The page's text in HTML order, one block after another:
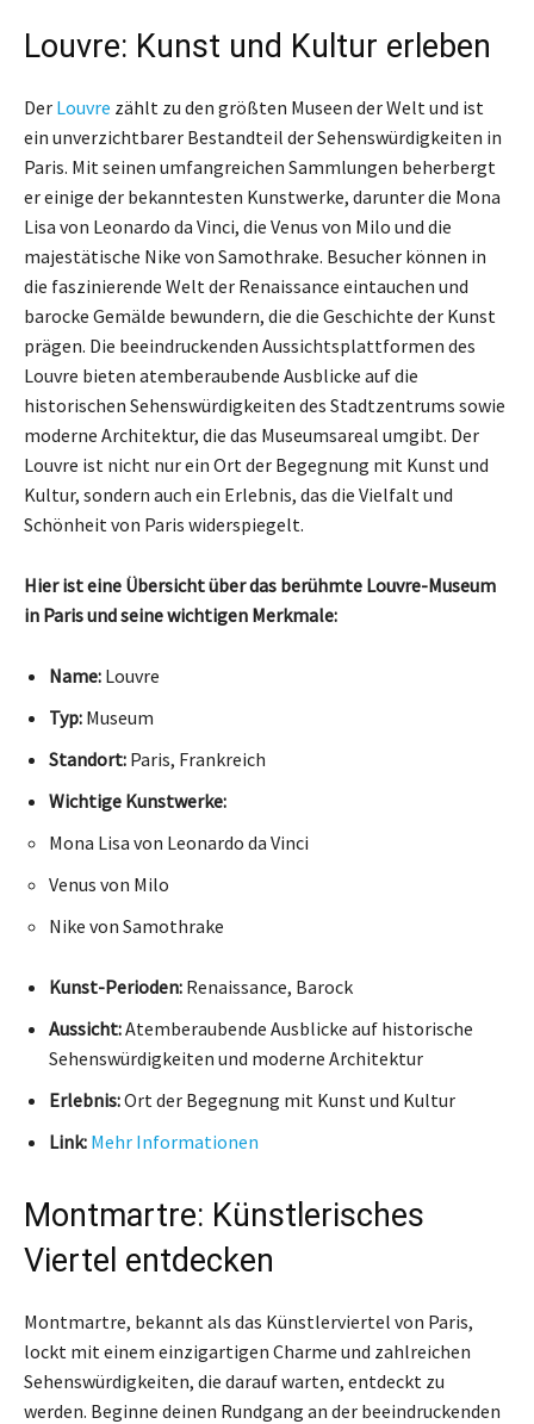
Louvre: Kunst und Kultur erleben
Der Louvre zählt zu den größten Museen der Welt und ist
ein unverzichtbarer Bestandteil der Sehenswürdigkeiten in
Paris. Mit seinen umfangreichen Sammlungen beherbergt
er einige der bekanntesten Kunstwerke, darunter die Mona
Lisa von Leonardo da Vinci, die Venus von Milo und die
majestätische Nike von Samothrake. Besucher können in
die faszinierende Welt der Renaissance eintauchen und
barocke Gemälde bewundern, die die Geschichte der Kunst
prägen. Die beeindruckenden Aussichtsplattformen des
Louvre bieten atemberaubende Ausblicke auf die
historischen Sehenswürdigkeiten des Stadtzentrums sowie
moderne Architektur, die das Museumsareal umgibt. Der
Louvre ist nicht nur ein Ort der Begegnung mit Kunst und
Kultur, sondern auch ein Erlebnis, das die Vielfalt und
Schönheit von Paris widerspiegelt.
Hier ist eine Übersicht über das berühmte Louvre-Museum
in Paris und seine wichtigen Merkmale:
Name: Louvre
Typ: Museum
Standort: Paris, Frankreich
Wichtige Kunstwerke:
Mona Lisa von Leonardo da Vinci
Venus von Milo
Nike von Samothrake
Kunst-Perioden: Renaissance, Barock
Aussicht:Atemberaubende Ausblicke auf historische
Sehenswürdigkeiten und moderne Architektur
Erlebnis:Ort der Begegnung mit Kunst und Kultur
Link: Mehr Informationen
Montmartre: Künstlerisches
Viertel entdecken
Montmartre, bekannt als das Künstlerviertel von Paris,
lockt mit einem einzigartigen Charme und zahlreichen
Sehenswürdigkeiten, die darauf warten, entdeckt zu
werden. Beginne deinen Rundgang an der beeindruckenden